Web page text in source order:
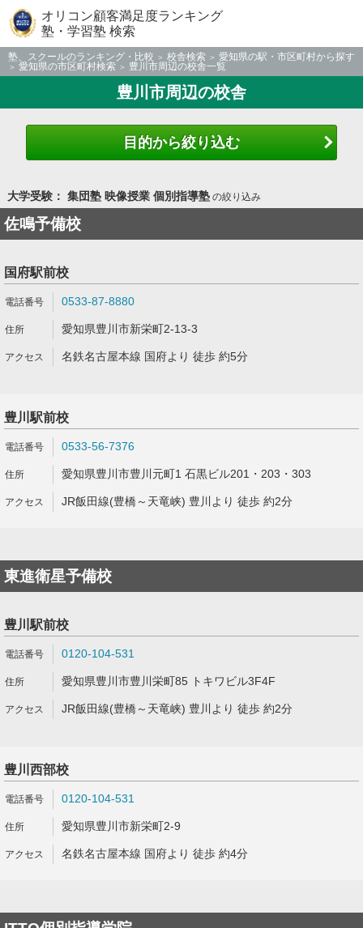
オリコン顧客満足度ランキング
塾・学習塾 検索
塾、スクールのランキング・比較 校舎検索
愛知県の駅・市区町村から探す
愛知県の市区町村検索
豊川市周辺の校舎一覧
豊川市周辺の校舎
目的から絞り込む
大学受験： 集団塾 映像授業 個別指導塾の絞り込み
佐鳴予備校
国府駅前校
0533-87-8880
愛知県豊川市新栄町2-13-3
名鉄名古屋本線 国府より 徒歩 約5分
豊川駅前校
0533-56-7376
愛知県豊川市豊川元町1 石黒ビル201・203・303
JR飯田線(豊橋～天竜峡) 豊川より 徒歩 約2分
東進衛星予備校
豊川駅前校
0120-104-531
愛知県豊川市豊川栄町85 トキワビル3F4F
JR飯田線(豊橋～天竜峡) 豊川より 徒歩 約2分
豊川西部校
0120-104-531
愛知県豊川市新栄町2-9
名鉄名古屋本線 国府より 徒歩 約4分